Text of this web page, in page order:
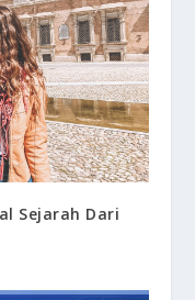
Sejarah Dari